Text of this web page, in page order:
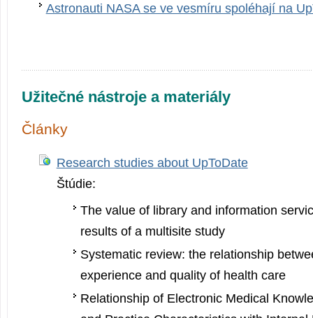
Astronauti NASA se ve vesmíru spoléhají na
Užitečné nástroje a materiály
Články
Research studies about UpToDate
Štúdie:
The value of library and information
results of a multisite study
Systematic review: the relationship
experience and quality of health care
Relationship of Electronic Medical